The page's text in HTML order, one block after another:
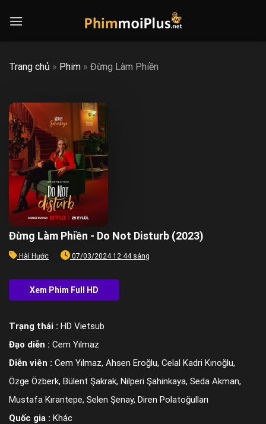
Trang chủ » Phim » Đừng Làm Phiền
Đừng Làm Phiền - Do Not Disturb (2023)
Hài Hước 07/03/2024 12:44 sáng
Trạng thái : HD Vietsub
Đạo diễn : Cem Yılmaz
Diễn viên : Cem Yılmaz, Ahsen Eroğlu, Celal Kadri Kınoğlu,
Özge Özberk, Bülent Şakrak, Nilperi Şahinkaya, Seda Akman,
Mustafa Kırantepe, Selen Şenay, Diren Polatoğulları
Quốc gia : Khác